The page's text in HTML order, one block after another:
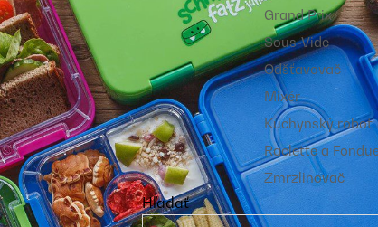
Grand Prix
Sous-Vide
Odšťavovač
Mixér
Kuchynský robot
Raclette a
Zmrzlinovač
Hľadať